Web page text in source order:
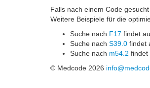
Falls nach einem Code
Weitere Beispiele für die
Suche nach F17 findet
Suche nach S39.0 findet
Suche nach m54.2 findet
© Medcode 2026